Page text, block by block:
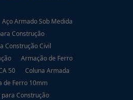
Aço Armado Sob Medida
Construção
Construção Civil
Armação de Ferro
50
Coluna Armada
de Ferro 10mm
para Construção